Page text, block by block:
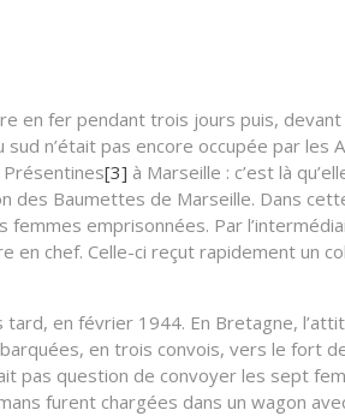
en fer pendant trois jours puis,
n’était pas encore occupée par les
[3] à Marseille : c’est là
Baumettes de Marseille. Dans
emprisonnées. Par
chef. Celle-ci reçut rapidement un
en février 1944. En Bretagne,
en trois convois, vers le fort
pas question de convoyer les sept
furent chargées dans un wagon